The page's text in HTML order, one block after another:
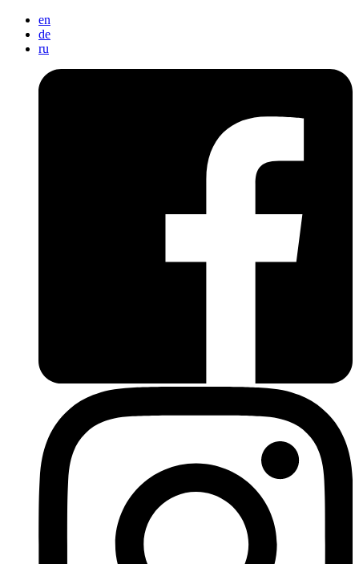
en
de
ru